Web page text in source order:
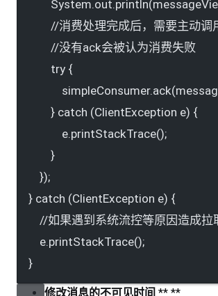
//消费处理完成后，需要主动调
//没有ack会被认为消费失败
try {
} catch (ClientException e) {
e.printStackTrace();
}
});
} catch (ClientException e) {
//如果遇到系统流控等原因造成
e.printStackTrace();
}
修改消息的不可见时间 ** **